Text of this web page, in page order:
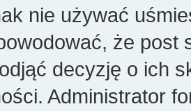
nie używać
że
decyzję o ich
Administrator